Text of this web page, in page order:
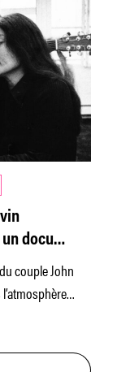
docu
Nixon
couple John